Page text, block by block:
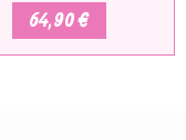
64,90 €